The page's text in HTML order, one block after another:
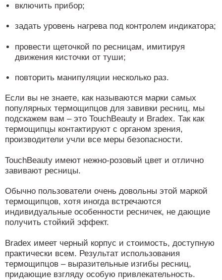
включить прибор;
задать уровень нагрева под контролем индикатора;
провести щеточкой по ресницам, имитируя
движения кисточки от туши;
повторить манипуляции несколько раз.
Если вы не знаете, как называются марки самых
популярных термощипцов для завивки ресниц, мы
подскажем вам – это TouchBeauty и Bradex. Так как
термощипцы контактируют с органом зрения,
производители учли все меры безопасности.
TouchBeauty имеют нежно-розовый цвет и отлично
завивают ресницы.
Обычно пользователи очень довольны этой маркой
термощипцов, хотя иногда встречаются
индивидуальные особенности ресничек, не дающие
получить стойкий эффект.
Bradex имеет черный корпус и стоимость, доступную
практически всем. Результат использования
термощипцов – выразительные изгибы ресниц,
придающие взгляду особую привлекательность.